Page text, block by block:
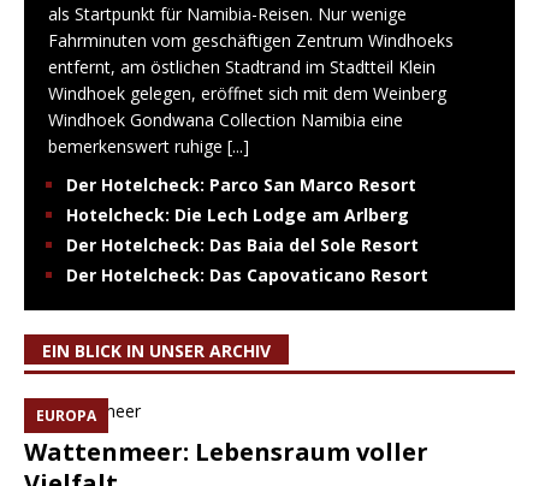
als Startpunkt für Namibia-Reisen. Nur wenige
Fahrminuten vom geschäftigen Zentrum Windhoeks
entfernt, am östlichen Stadtrand im Stadtteil Klein
Windhoek gelegen, eröffnet sich mit dem Weinberg
Windhoek Gondwana Collection Namibia eine
bemerkenswert ruhige [...]
Der Hotelcheck: Parco San Marco Resort
Hotelcheck: Die Lech Lodge am Arlberg
Der Hotelcheck: Das Baia del Sole Resort
Der Hotelcheck: Das Capovaticano Resort
EIN BLICK IN UNSER ARCHIV
EUROPA
Wattenmeer: Lebensraum voller